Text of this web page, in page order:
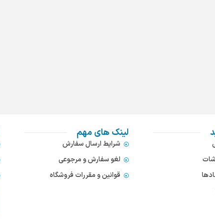
لینک های مهم
شرایط ارسال سفارش
لغو سفارش و مرجوعی
قوانین و مقررات فروشگاه